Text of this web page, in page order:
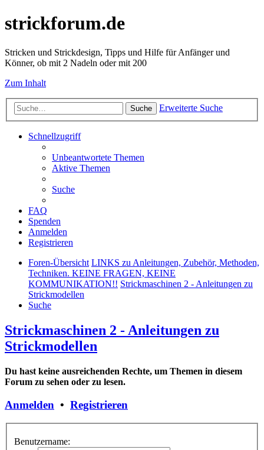
strickforum.de
Stricken und Strickdesign, Tipps und Hilfe für Anfänger und
Könner, ob mit 2 Nadeln oder mit 200
Zum Inhalt
Suche Erweiterte Suche
Schnellzugriff
Unbeantwortete Themen
Aktive Themen
Suche
FAQ
Spenden
Anmelden
Registrieren
Foren-Übersicht LINKS zu Anleitungen, Zubehör, Methoden,
Techniken. KEINE FRAGEN, KEINE
KOMMUNIKATION!! Strickmaschinen 2 - Anleitungen zu
Strickmodellen
Suche
Strickmaschinen 2 - Anleitungen zu
Strickmodellen
Du hast keine ausreichenden Rechte, um Themen in diesem
Forum zu sehen oder zu lesen.
Anmelden • Registrieren
Benutzername: